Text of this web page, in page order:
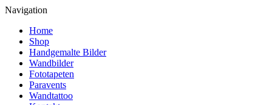
Navigation
Home
Shop
Handgemalte Bilder
Wandbilder
Fototapeten
Paravents
Wandtattoo